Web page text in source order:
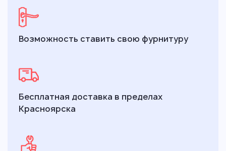
Возможность ставить свою фурнитуру
Бесплатная доставка в пределах
Красноярска